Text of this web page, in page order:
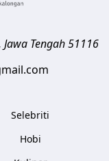
Jawa Tengah51116
Selebriti
Hobi